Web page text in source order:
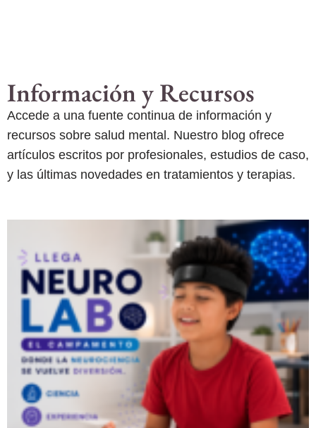
Información y Recursos
Accede a una fuente continua de información y
recursos sobre salud mental. Nuestro blog ofrece
artículos escritos por profesionales, estudios de caso,
y las últimas novedades en tratamientos y terapias.